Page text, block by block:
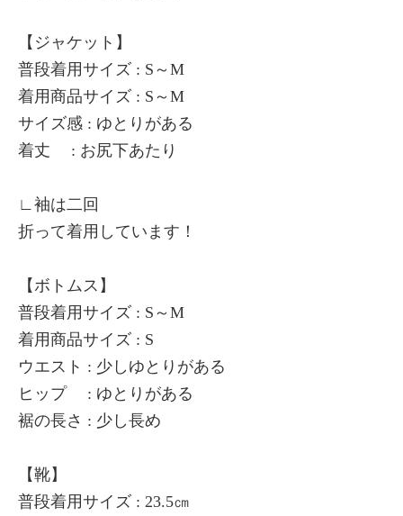
【ジャケット】
普段着用サイズ : S～M
着用商品サイズ : S～M
サイズ感 : ゆとりがある
着丈 : お尻下あたり
∟袖は二回
折って着用しています！
【ボトムス】
普段着用サイズ : S～M
着用商品サイズ : S
ウエスト : 少しゆとりがある
ヒップ : ゆとりがある
裾の長さ : 少し長め
【靴】
普段着用サイズ : 23.5㎝